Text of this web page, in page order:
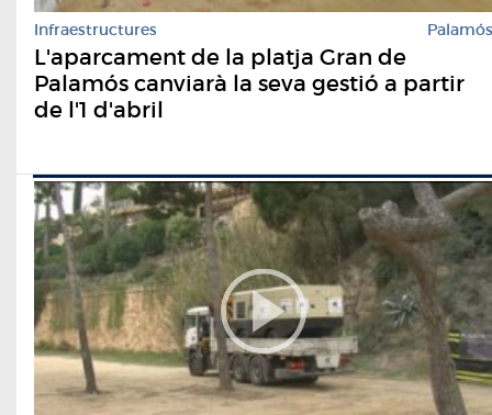
Infraestructures Palamós
L'aparcament de la platja Gran de
Palamós canviarà la seva gestió a partir
de l'1 d'abril